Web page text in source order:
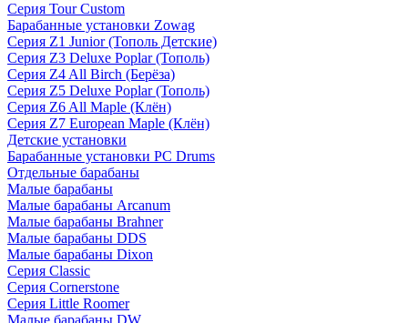
Серия Tour Custom
Барабанные установки Zowag
Серия Z1 Junior (Тополь Детские)
Серия Z3 Deluxe Poplar (Тополь)
Серия Z4 All Birch (Берёза)
Серия Z5 Deluxe Poplar (Тополь)
Серия Z6 All Maple (Клён)
Серия Z7 European Maple (Клён)
Детские установки
Барабанные установки PC Drums
Отдельные барабаны
Малые барабаны
Малые барабаны Arcanum
Малые барабаны Brahner
Малые барабаны DDS
Малые барабаны Dixon
Серия Classic
Серия Cornerstone
Серия Little Roomer
Малые барабаны DW